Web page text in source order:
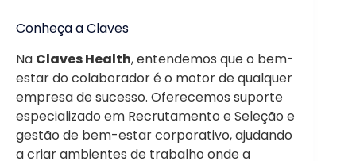
Conheça a Claves
Na Claves Health, entendemos que o bem-
estar do colaborador é o motor de qualquer
empresa de sucesso. Oferecemos suporte
especializado em Recrutamento e Seleção e
gestão de bem-estar corporativo, ajudando
a criar ambientes de trabalho onde a